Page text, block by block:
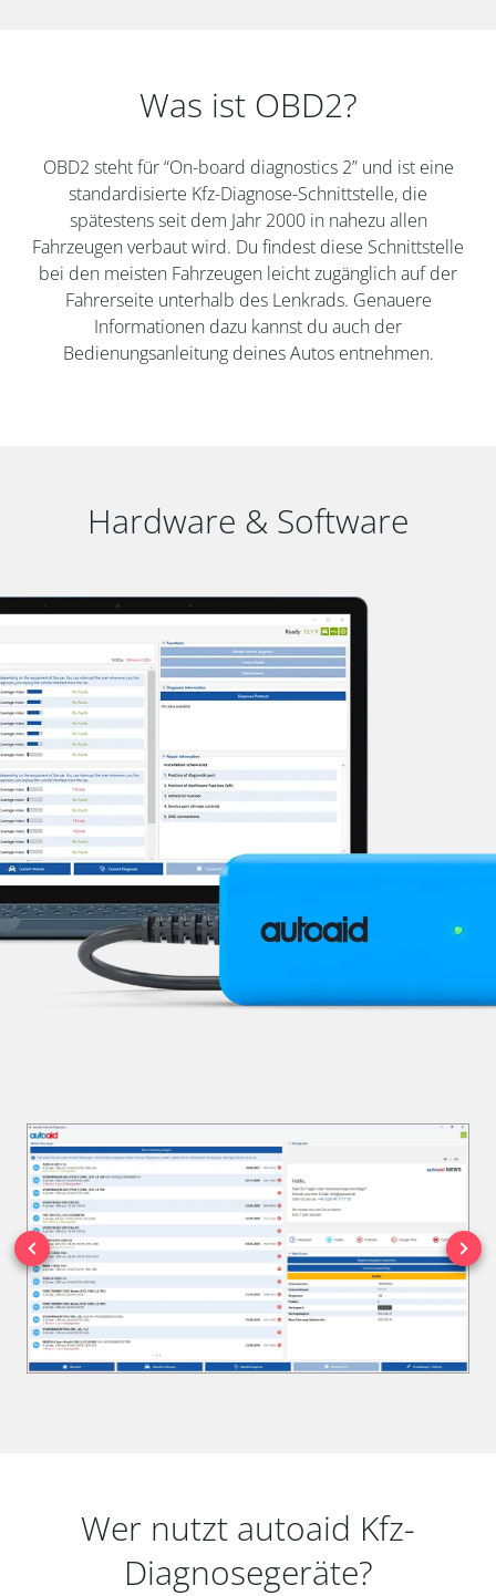
Was ist OBD2?
OBD2 steht für “On-board diagnostics 2” und ist eine
standardisierte Kfz-Diagnose-Schnittstelle, die
spätestens seit dem Jahr 2000 in nahezu allen
Fahrzeugen verbaut wird. Du findest diese Schnittstelle
bei den meisten Fahrzeugen leicht zugänglich auf der
Fahrerseite unterhalb des Lenkrads. Genauere
Informationen dazu kannst du auch der
Bedienungsanleitung deines Autos entnehmen.
Hardware & Software
Wer nutzt autoaid Kfz-
Diagnosegeräte?